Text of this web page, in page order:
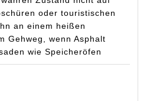
oder touristischen
an einem heißen
Gehweg, wenn Asphalt
wie Speicheröfen